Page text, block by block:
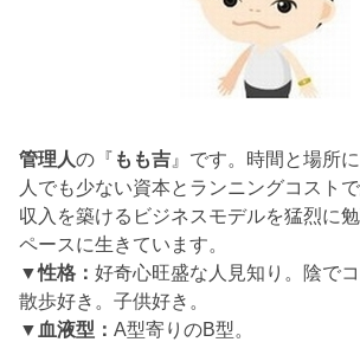
管理人の『 もも吉 』です。時間と場所
人でも少ない資本とランニングコスト
収入を築けるビジネスモデルを猛烈に
ペースに生きています。
▼性格：好奇心旺盛な人見知り。陰でコ
散歩好き。子供好き。
▼血液型：A型寄りのB型。